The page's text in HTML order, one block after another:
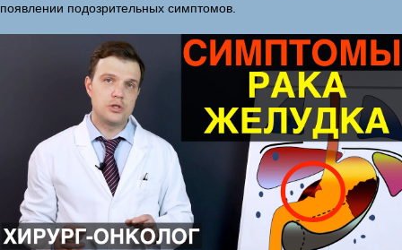
появлении подозрительных симптомов.